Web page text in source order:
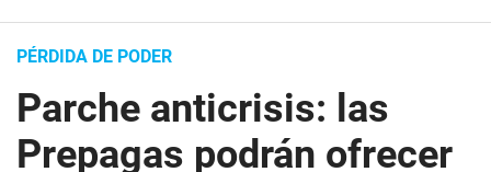
PÉRDIDA DE PODER
Parche anticrisis: las
Prepagas podrán ofrecer